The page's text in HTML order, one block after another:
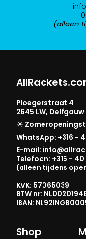
(alleen
Ploegerstraat 4
2645 LW,
☀️
WhatsApp: +316 -
E-mail:
Telefoon: +316 - 40
(alleen tijdens
KVK: 57065039
BTW nr:
IBAN:
Shop